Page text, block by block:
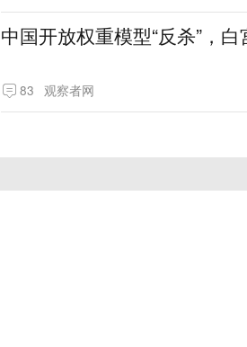
中国开放权重模型“反杀”，白
83 观察者网